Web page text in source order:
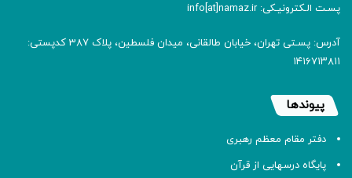
پسـت الـکترونیـکی: info[at]namaz.ir
آدرس: پسـتی تهران، خیابان طالقانی، میدان فلسطین، پلاک 387 کدپستی:
۱۴۱۶۷۱۳۸۱۱
پیوندها
دفتر مقام معظم رهبری
پایگاه درسهایی از قرآن